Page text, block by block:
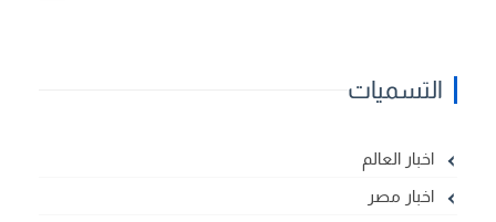
التسميات
اخبار العالم
اخبار مصر